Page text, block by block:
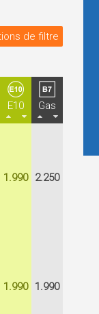
de filtre
E10
Gas
1.990 2.250
1.990 1.990